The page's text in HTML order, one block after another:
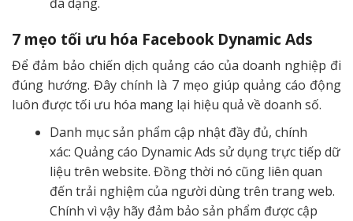
7 mẹo tối ưu hóa Facebook Dynamic Ads
Để đảm bảo chiến dịch quảng cáo của doanh nghiệp đi
đúng hướng. Đây chính là 7 mẹo giúp quảng cáo động
luôn được tối ưu hóa mang lại hiệu quả về doanh số.
Danh mục sản phẩm cập nhật đầy đủ, chính
xác: Quảng cáo Dynamic Ads sử dụng trực tiếp dữ
liệu trên website. Đồng thời nó cũng liên quan
đến trải nghiệm của người dùng trên trang web.
Chính vì vậy hãy đảm bảo sản phẩm được cập